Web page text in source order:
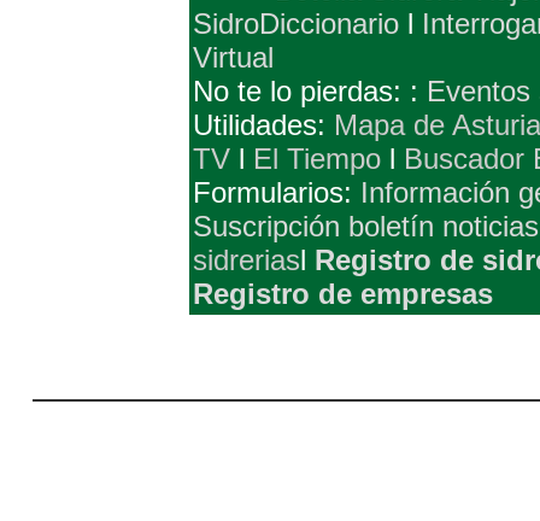
SidroDiccionariol
Virtual
No te lo pierdas: : Eventos
Utilidades: Mapa de
TV l El Tiempo l Buscador
Formularios: Información
Suscripción boletín noticias
sidreriasl Registro de
Registro de empresas